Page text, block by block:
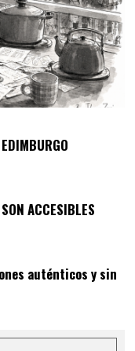
ACCESIBLES
auténticos y sin